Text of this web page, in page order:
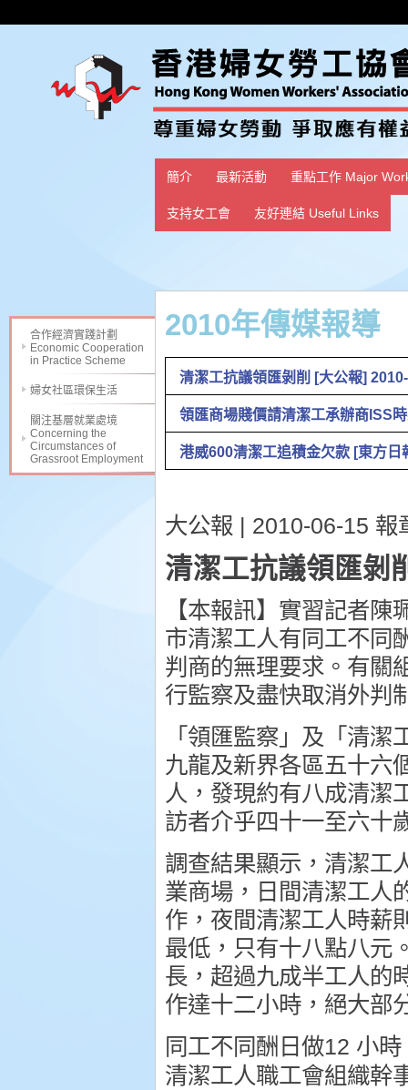
簡介 最新活動 重點工作 Major
支持女工會 友好連結 Useful Links
合作經濟實踐計劃
Economic Cooperation
in Practice Scheme
婦女社區環保生活
關注基層就業處境
Concerning the
Circumstances of
Grassroot Employment
2010年傳媒報導
清潔工抗議領匯剝削 [大公報]
領匯商場賤價請清潔工承辦商ISS
港威600清潔工追積金欠款 [東方
大公報 | 2010-06-15 報
清潔工抗議領匯剝
【本報訊】實習記者
市清潔工人有同工不同
判商的無理要求。有關
行監察及盡快取消外判
「領匯監察」及「清
九龍及新界各區五十六
人，發現約有八成清潔
訪者介乎四十一至六十
調查結果顯示，清潔工
業商場，日間清潔工人
作，夜間清潔工人時薪
最低，只有十八點八元
長，超過九成半工人的
作達十二小時，絕大部
同工不同酬日做12 小時
清潔工人職工會組織幹